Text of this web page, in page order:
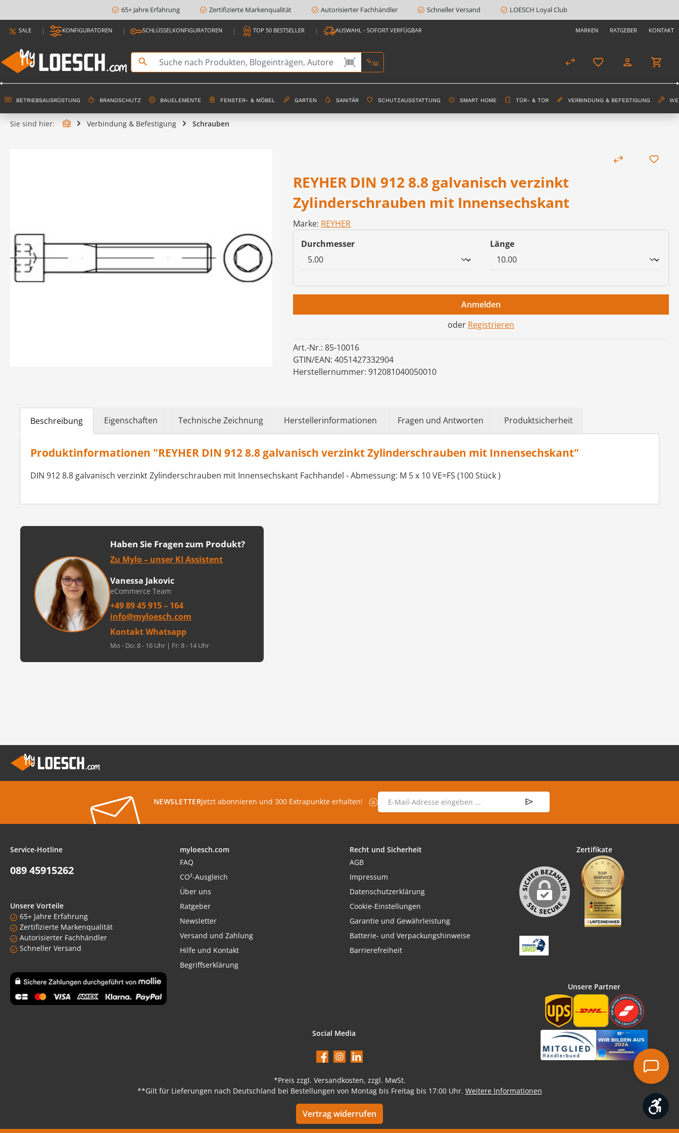
Zur Hauptnavigation springen
65+ Jahre Erfahrung Zertifizierte Markenqualität Autorisierter Fachhändler Schneller Versand LOESCH Loyal Club
SALE KONFIGURATOREN SCHLÜSSELKONFIGURATOREN TOP 50 BESTSELLER AUSWAHL - SOFORT VERFÜGBAR MARKEN RATGEBER KONTAKT
BETRIEBSAUSRÜSTUNG BRANDSCHUTZ BAUELEMENTE FENSTER- & MÖBEL GARTEN SANITÄR SCHUTZAUSSTATTUNG SMART HOME TÜR- & TOR VERBINDUNG & BEFESTIGUNG
Sie sind hier: Verbindung & Befestigung Schrauben
REYHER DIN 912 8.8 galvanisch verzinkt
Zylinderschrauben mit Innensechskant
Marke: REYHER
Durchmesserauswählen Längeauswählen
Anmelden
oder Registrieren
Art.-Nr.: 85-10016
GTIN/EAN: 4051427332904
Herstellernummer: 912081040050010
Beschreibung Eigenschaften Technische Zeichnung Herstellerinformationen Fragen und Antworten Produktsicherheit
Produktinformationen "REYHER DIN 912 8.8 galvanisch verzinkt Zylinderschrauben mit Innensechskant"
DIN 912 8.8 galvanisch verzinkt Zylinderschrauben mit Innensechskant Fachhandel - Abmessung: M 5 x 10 VE=FS (100 Stück )
Haben Sie Fragen zum Produkt?
Zu Mylo – unser KI Assistent
Vanessa Jakovic
eCommerce Team
+49 89 45 915 – 164
info@myloesch.com
Kontakt Whatsapp
Mo - Do: 8 - 16 Uhr | Fr: 8 - 14 Uhr
NEWSLETTERJetzt abonnieren und 300 Extrapunkte erhalten!
E-Mail-Adresse
Service-Hotline
089 45915262
Unsere Vorteile
65+ Jahre Erfahrung
Zertifizierte Markenqualität
Autorisierter Fachhändler
Schneller Versand
myloesch.com
FAQ
CO²-Ausgleich
Über uns
Ratgeber
Newsletter
Versand und Zahlung
Hilfe und Kontakt
Begriffserklärung
Recht und Sicherheit
AGB
Impressum
Datenschutzerklärung
Cookie-Einstellungen
Garantie und Gewährleistung
Batterie- und Verpackungshinweise
Barrierefreiheit
Zertifikate
Unsere Partner
Social Media
FacebookInstagram
LinkedIn
*Preis zzgl. Versandkosten, zzgl. MwSt.
**Gilt für Lieferungen nach Deutschland bei Bestellungen von Montag bis Freitag bis 17:00 Uhr. Weitere Informationen
Vertrag widerrufen